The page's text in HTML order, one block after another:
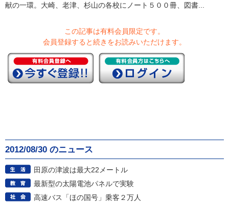
献の一環。大崎、老津、杉山の各校にノート５００冊、図書...
この記事は有料会員限定です。
会員登録すると続きをお読みいただけます。
2012/08/30 のニュース
田原の津波は最大22メートル
最新型の太陽電池パネルで実験
高速バス「ほの国号」乗客２万人